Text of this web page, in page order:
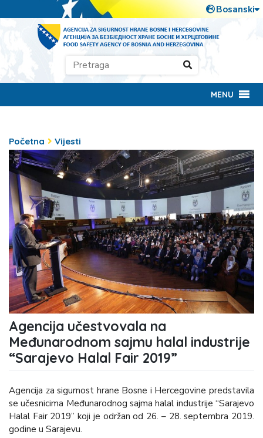
MENU
Početna Vijesti
Agencija učestvovala na
Međunarodnom sajmu halal industrije
“Sarajevo Halal Fair 2019”
Agencija za sigurnost hrane Bosne i Hercegovine predstavila
se učesnicima Međunarodnog sajma halal industrije “Sarajevo
Halal Fair 2019” koji je održan od 26. – 28. septembra 2019.
godine u Sarajevu.